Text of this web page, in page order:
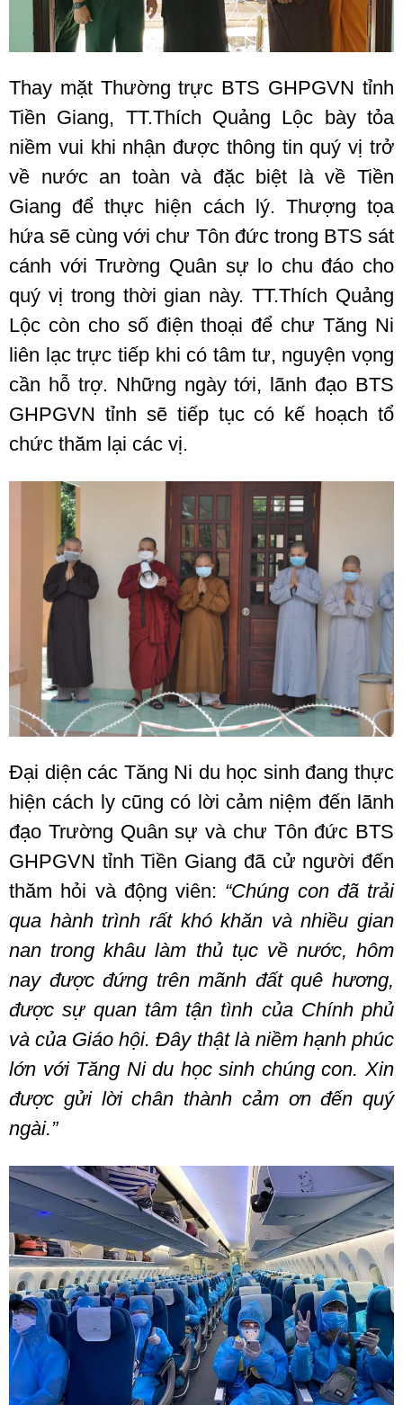
Thay mặt Thường trực BTS GHPGVN tỉnh
Tiền Giang, TT.Thích Quảng Lộc bày tỏa
niềm vui khi nhận được thông tin quý vị trở
về nước an toàn và đặc biệt là về Tiền
Giang để thực hiện cách lý. Thượng tọa
hứa sẽ cùng với chư Tôn đức trong BTS sát
cánh với Trường Quân sự lo chu đáo cho
quý vị trong thời gian này. TT.Thích Quảng
Lộc còn cho số điện thoại để chư Tăng Ni
liên lạc trực tiếp khi có tâm tư, nguyện vọng
cần hỗ trợ. Những ngày tới, lãnh đạo BTS
GHPGVN tỉnh sẽ tiếp tục có kế hoạch tổ
chức thăm lại các vị.
Đại diện các Tăng Ni du học sinh đang thực
hiện cách ly cũng có lời cảm niệm đến lãnh
đạo Trường Quân sự và chư Tôn đức BTS
GHPGVN tỉnh Tiền Giang đã cử người đến
thăm hỏi và động viên: “Chúng con đã trải
qua hành trình rất khó khăn và nhiều gian
nan trong khâu làm thủ tục về nước, hôm
nay được đứng trên mãnh đất quê hương,
được sự quan tâm tận tình của Chính phủ
và của Giáo hội. Đây thật là niềm hạnh phúc
lớn với Tăng Ni du học sinh chúng con. Xin
được gửi lời chân thành cảm ơn đến quý
ngài.”